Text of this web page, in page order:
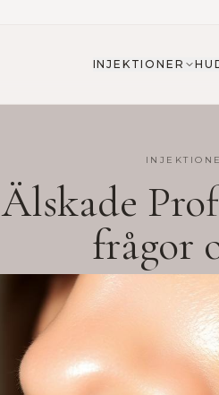
INJEKTIONER
Älskade
frågor